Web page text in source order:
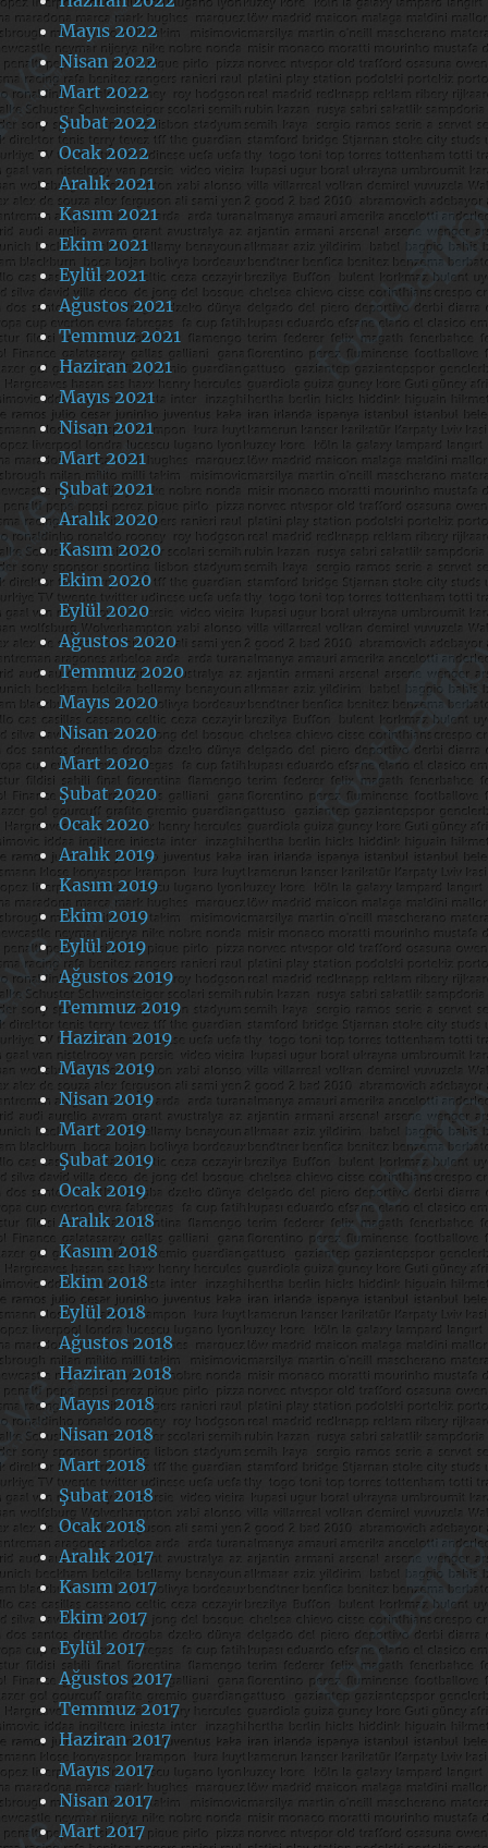
Mayıs 2022
Nisan 2022
Mart 2022
Şubat 2022
Ocak 2022
Aralık 2021
Kasım 2021
Ekim 2021
Eylül 2021
Ağustos 2021
Temmuz 2021
Haziran 2021
Mayıs 2021
Nisan 2021
Mart 2021
Şubat 2021
Aralık 2020
Kasım 2020
Ekim 2020
Eylül 2020
Ağustos 2020
Temmuz 2020
Mayıs 2020
Nisan 2020
Mart 2020
Şubat 2020
Ocak 2020
Aralık 2019
Kasım 2019
Ekim 2019
Eylül 2019
Ağustos 2019
Temmuz 2019
Haziran 2019
Mayıs 2019
Nisan 2019
Mart 2019
Şubat 2019
Ocak 2019
Aralık 2018
Kasım 2018
Ekim 2018
Eylül 2018
Ağustos 2018
Haziran 2018
Mayıs 2018
Nisan 2018
Mart 2018
Şubat 2018
Ocak 2018
Aralık 2017
Kasım 2017
Ekim 2017
Eylül 2017
Ağustos 2017
Temmuz 2017
Haziran 2017
Mayıs 2017
Nisan 2017
Mart 2017